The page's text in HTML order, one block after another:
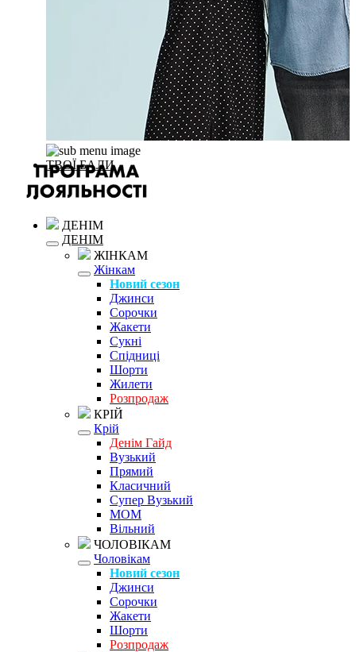
ТВОЇ БАЛИ
ДЕНІМ
ДЕНІМ
ЖІНКАМ
Жінкам
Новий сезон
Джинси
Сорочки
Жакети
Сукні
Спідниці
Шорти
Жилети
Розпродаж
КРІЙ
Крій
Денім Гайд
Вузький
Прямий
Класичний
Супер Вузький
MOM
Вільний
ЧОЛОВІКАМ
Чоловікам
Новий сезон
Джинси
Сорочки
Жакети
Шорти
Розпродаж